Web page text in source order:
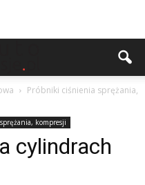
Próbniki ciśnienia sprężania,
kompresji
cylindrach